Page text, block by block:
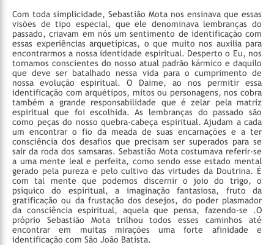
Com toda simplicidade, Sebastião Mota nos ensinava que essas
visões de tipo especial, que ele denominava lembranças do
passado, criavam em nós um sentimento de identificação com
essas experiências arquetípicas, o que muito nos auxilia para
encontrarmos a nossa identidade espiritual. Desperto o Eu, nos
tornamos conscientes do nosso atual padrão kármico e daquilo
que deve ser batalhado nessa vida para o cumprimento de
nossa evolução espiritual. O Daime, ao nos permitir essa
identificação com arquétipos, mitos ou personagens, nos cobra
também a grande responsabilidade que é zelar pela matriz
espiritual que foi escolhida. As lembranças do passado são
como peças do nosso quebra-cabeça espiritual. Ajudam a cada
um encontrar o fio da meada de suas encarnações e a ter
consciência dos desafios que precisam ser superados para se
sair da roda dos samsaras. Sebastião Mota costumava referir-se
a uma mente leal e perfeita, como sendo esse estado mental
gerado pela pureza e pelo cultivo das virtudes da Doutrina. É
com tal mente que podemos discernir o joio do trigo, o
psíquico do espiritual, a imaginação fantasiosa, fruto da
gratificação ou da frustação dos desejos, do poder plasmador
da consciência espiritual, aquela que pensa, fazendo-se .O
próprio Sebastião Mota trilhou todos esses caminhos até
encontrar em muitas mirações uma forte afinidade e
identificação com São João Batista.